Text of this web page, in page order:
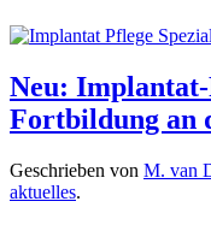
Neu:
Fortbildung an
Geschrieben von M. van
aktuelles.